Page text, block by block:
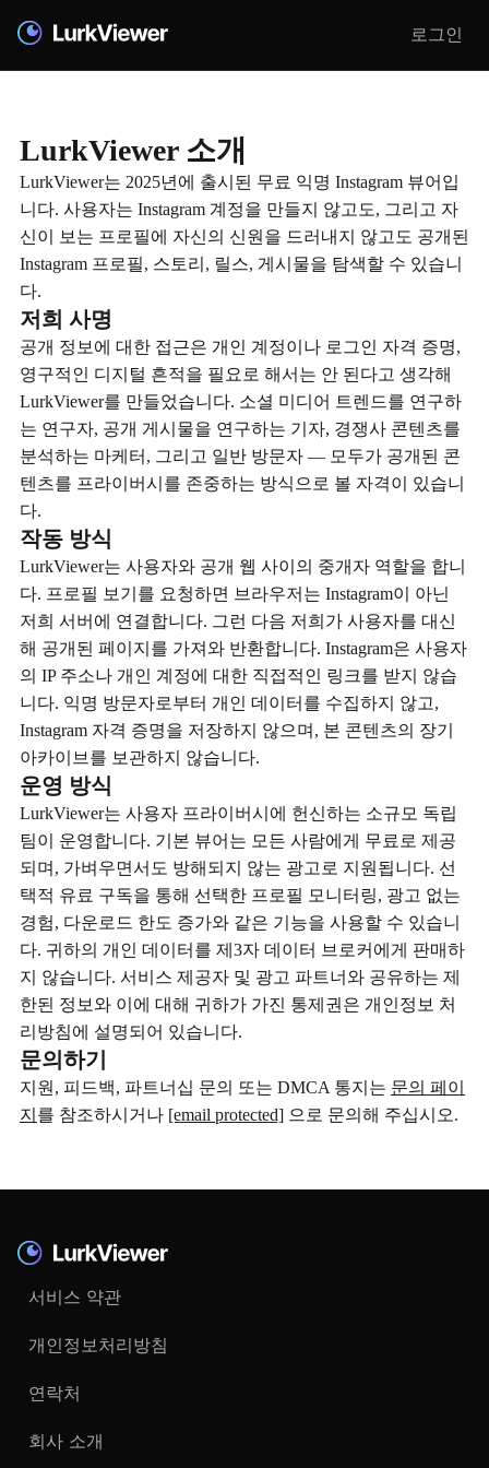
로그인
LurkViewer 소개
LurkViewer는 2025년에 출시된 무료 익명 Instagram 뷰어입
니다. 사용자는 Instagram 계정을 만들지 않고도, 그리고 자
신이 보는 프로필에 자신의 신원을 드러내지 않고도 공개된
Instagram 프로필, 스토리, 릴스, 게시물을 탐색할 수 있습니
다.
저희 사명
공개 정보에 대한 접근은 개인 계정이나 로그인 자격 증명,
영구적인 디지털 흔적을 필요로 해서는 안 된다고 생각해
LurkViewer를 만들었습니다. 소셜 미디어 트렌드를 연구하
는 연구자, 공개 게시물을 연구하는 기자, 경쟁사 콘텐츠를
분석하는 마케터, 그리고 일반 방문자 — 모두가 공개된 콘
텐츠를 프라이버시를 존중하는 방식으로 볼 자격이 있습니
다.
작동 방식
LurkViewer는 사용자와 공개 웹 사이의 중개자 역할을 합니
다. 프로필 보기를 요청하면 브라우저는 Instagram이 아닌
저희 서버에 연결합니다. 그런 다음 저희가 사용자를 대신
해 공개된 페이지를 가져와 반환합니다. Instagram은 사용자
의 IP 주소나 개인 계정에 대한 직접적인 링크를 받지 않습
니다. 익명 방문자로부터 개인 데이터를 수집하지 않고,
Instagram 자격 증명을 저장하지 않으며, 본 콘텐츠의 장기
아카이브를 보관하지 않습니다.
운영 방식
LurkViewer는 사용자 프라이버시에 헌신하는 소규모 독립
팀이 운영합니다. 기본 뷰어는 모든 사람에게 무료로 제공
되며, 가벼우면서도 방해되지 않는 광고로 지원됩니다. 선
택적 유료 구독을 통해 선택한 프로필 모니터링, 광고 없는
경험, 다운로드 한도 증가와 같은 기능을 사용할 수 있습니
다. 귀하의 개인 데이터를 제3자 데이터 브로커에게 판매하
지 않습니다. 서비스 제공자 및 광고 파트너와 공유하는 제
한된 정보와 이에 대해 귀하가 가진 통제권은 개인정보 처
리방침에 설명되어 있습니다.
문의하기
지원, 피드백, 파트너십 문의 또는 DMCA 통지는 문의 페이
지 를 참조하시거나 [email protected] 으로 문의해 주십시오.
서비스 약관
개인정보처리방침
연락처
회사 소개